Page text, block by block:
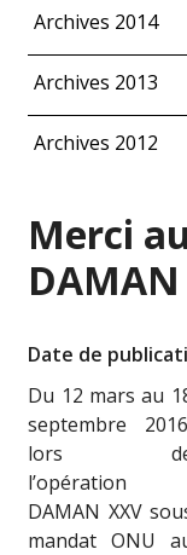
Archives 2014
Archives 2013
Archives 2012
Merci
DAMAN
Date de
Du 12 mars au
septembre
lors
l’opération
DAMAN XXV
mandat ONU